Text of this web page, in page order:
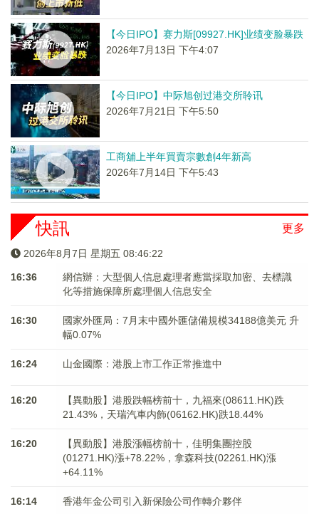
【今日IPO】赛力斯[09927.HK]业绩变脸暴跌
2026年7月13日 下午4:07
【今日IPO】中际旭创过港交所聆讯
2026年7月21日 下午5:50
工商舖上半年買賣宗數創4年新高
2026年7月14日 下午5:43
更多
快訊
2026年8月7日 星期五 08:46:22
16:36
網信辦：大型個人信息處理者應當採取加密、去標識
化等措施保障所處理個人信息安全
16:30
國家外匯局：7月末中國外匯儲備規模34188億美元 升
幅0.07%
16:24 山金國際：港股上市工作正常推進中
16:20
【異動股】港股跌幅榜前十，九福來(08611.HK)跌
21.43%，天瑞汽車内飾(06162.HK)跌18.44%
16:20
【異動股】港股漲幅榜前十，佳明集團控股
(01271.HK)漲+78.22%，拿森科技(02261.HK)漲
+64.11%
16:14 香港年金公司引入新保險公司作轉介夥伴